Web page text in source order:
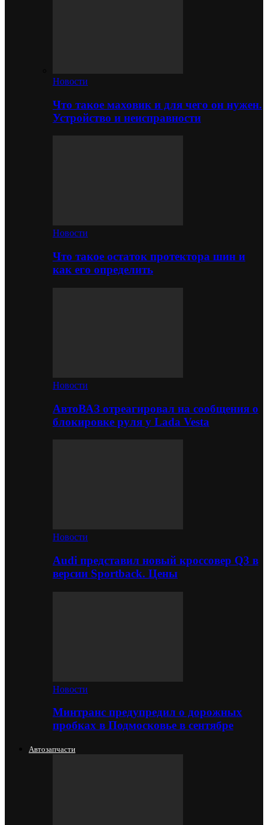
Новости
Что такое маховик и для чего он нужен.
Устройство и неисправности
Новости
Что такое остаток протектора шин и
как его определить
Новости
АвтоВАЗ отреагировал на сообщения о
блокировке руля у Lada Vesta
Новости
Audi представил новый кроссовер Q3 в
версии Sportback. Цены
Новости
Минтранс предупредил о дорожных
пробках в Подмосковье в сентябре
Автозапчасти